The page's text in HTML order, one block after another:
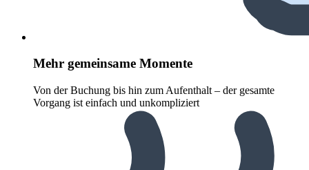
Mehr gemeinsame Momente
Von der Buchung bis hin zum Aufenthalt – der gesamte
Vorgang ist einfach und unkompliziert